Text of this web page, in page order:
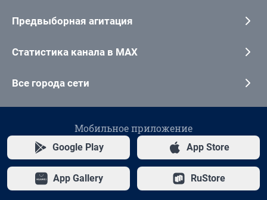
Предвыборная агитация
Статистика канала в MAX
Все города сети
Мобильное приложение
Google Play App Store
App Gallery RuStore